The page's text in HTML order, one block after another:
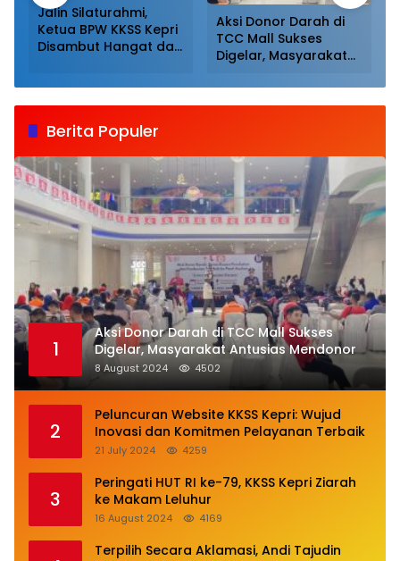
Jalin Silaturahmi,
Ketua BPW KKSS Kepri
Disambut Hangat dan
Aksi Donor Darah di
TCC Mall Sukses
Digelar, Masyarakat
Berita Populer
1
Aksi Donor Darah di TCC Mall Sukses
Digelar, Masyarakat Antusias Mendonor
8 August 2024 4502
2
Peluncuran Website KKSS Kepri: Wujud
Inovasi dan Komitmen Pelayanan Terbaik
21 July 2024 4259
3
Peringati HUT RI ke-79, KKSS Kepri Ziarah
ke Makam Leluhur
16 August 2024 4169
Terpilih Secara Aklamasi, Andi Tajudin